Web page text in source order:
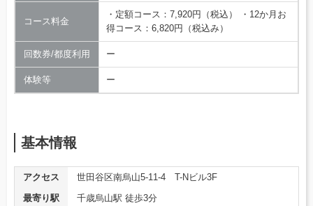
コース料金
・定額コース：7,920円（税込） ・12か月お
得コース：6,820円（税込み）
回数券/都度利用 ー
体験等 ー
基本情報
アクセス
世田谷区南烏山5-11-4 T-Nビル3F
最寄り駅
千歳烏山駅 徒歩3分